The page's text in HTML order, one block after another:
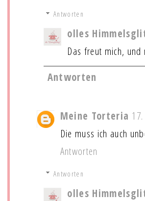
Antworten
olles
Das freut mich,
Antworten
Meine Torteria
Die muss ich auch
Antworten
Antworten
olles